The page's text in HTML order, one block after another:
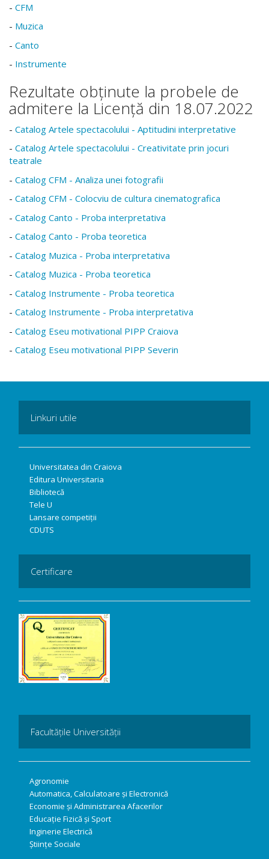
- CFM
- Muzica
- Canto
- Instrumente
Rezultate obținute la probele de
admitere la Licență din 18.07.2022
- Catalog Artele spectacolului - Aptitudini interpretative
- Catalog Artele spectacolului - Creativitate prin jocuri
teatrale
- Catalog CFM - Analiza unei fotografii
- Catalog CFM - Colocviu de cultura cinematografica
- Catalog Canto - Proba interpretativa
- Catalog Canto - Proba teoretica
- Catalog Muzica - Proba interpretativa
- Catalog Muzica - Proba teoretica
- Catalog Instrumente - Proba teoretica
- Catalog Instrumente - Proba interpretativa
- Catalog Eseu motivational PIPP Craiova
- Catalog Eseu motivational PIPP Severin
Linkuri utile
Universitatea din Craiova
Editura Universitaria
Bibliotecă
Tele U
Lansare competiții
CDUTS
Certificare
Facultățile Universității
Agronomie
Automatica, Calculatoare și Electronică
Economie și Administrarea Afacerilor
Educație Fizică și Sport
Inginerie Electrică
Științe Sociale